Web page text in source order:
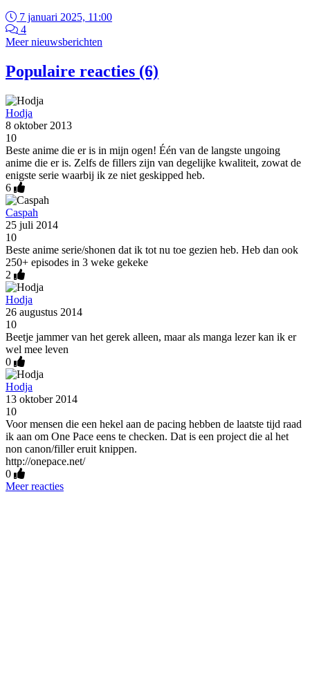
7 januari 2025, 11:00
4
Meer nieuwsberichten
Populaire reacties (6)
Hodja
8 oktober 2013
10
Beste anime die er is in mijn ogen! Één van de langste ungoing
anime die er is. Zelfs de fillers zijn van degelijke kwaliteit, zowat de
enigste serie waarbij ik ze niet geskipped heb.
6
Caspah
25 juli 2014
10
Beste anime serie/shonen dat ik tot nu toe gezien heb. Heb dan ook
250+ episodes in 3 weke gekeke
2
Hodja
26 augustus 2014
10
Beetje jammer van het gerek alleen, maar als manga lezer kan ik er
wel mee leven
0
Hodja
13 oktober 2014
10
Voor mensen die een hekel aan de pacing hebben de laatste tijd raad
ik aan om One Pace eens te checken. Dat is een project die al het
non canon/filler eruit knippen.
http://onepace.net/
0
Meer reacties